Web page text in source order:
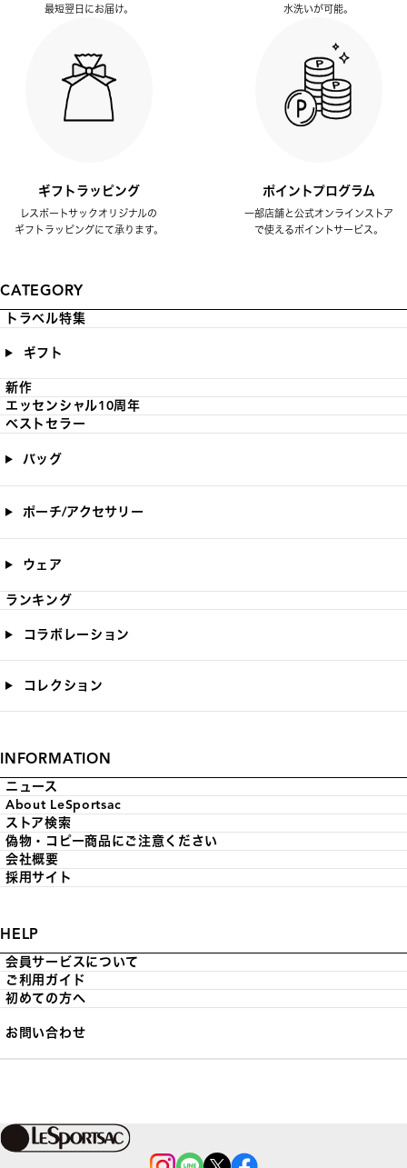
最短翌日にお届け。
水洗いが可能。
ギフトラッピング
レスポートサックオリジナルの
ギフトラッピングにて承ります。
ポイントプログラム
一部店舗と公式オンラインストア
で使えるポイントサービス。
CATEGORY
トラベル特集
ギフト
新作
エッセンシャル10周年
ベストセラー
バッグ
ポーチ/アクセサリー
ウェア
ランキング
コラボレーション
コレクション
INFORMATION
ニュース
About LeSportsac
ストア検索
偽物・コピー商品にご注意ください
会社概要
採用サイト
HELP
会員サービスについて
ご利用ガイド
初めての方へ
お問い合わせ